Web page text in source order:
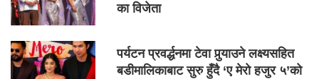
का विजेता
पर्यटन प्रवर्द्धनमा टेवा पुर्‍याउने लक्ष्यसहित
बडीमालिकाबाट सुरु हुँदै ‘ए मेरो हजुर ५’को